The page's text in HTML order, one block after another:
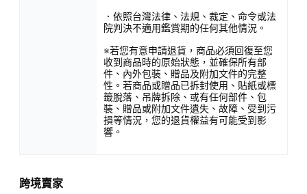
．依照台灣法律、法規、裁定、命令或法
院判決不適用鑑賞期的任何其他情況。
※若您有意申請退貨，商品必須回復至您
收到商品時的原始狀態，並確保所有部
件、內外包裝、贈品及附加文件的完整
性。若商品或贈品已拆封使用、貼紙或標
籤脫落、吊牌拆除、或有任何部件、包
裝、贈品或附加文件遺失、故障、受到污
損等情況，您的退貨權益有可能受到影
響。
跨境賣家